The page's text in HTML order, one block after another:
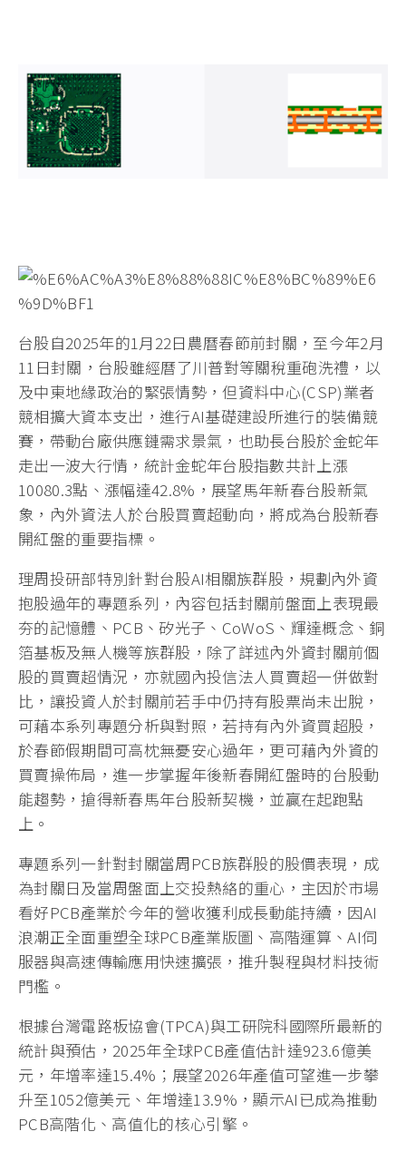
台股自2025年的1月22日農曆春節前封關，至今年2月
11日封關，台股雖經曆了川普對等關稅重砲洗禮，以
及中東地緣政治的緊張情勢，但資料中心(CSP)業者
競相擴大資本支出，進行AI基礎建設所進行的裝備競
賽，帶動台廠供應鏈需求景氣，也助長台股於金蛇年
走出一波大行情，統計金蛇年台股指數共計上漲
10080.3點、漲幅達42.8%，展望馬年新春台股新氣
象，內外資法人於台股買賣超動向，將成為台股新春
開紅盤的重要指標。
理周投研部特別針對台股AI相關族群股，規劃內外資
抱股過年的專題系列，內容包括封關前盤面上表現最
夯的記憶體、PCB、矽光子、CoWoS、輝達概念、銅
箔基板及無人機等族群股，除了詳述內外資封關前個
股的買賣超情況，亦就國內投信法人買賣超一併做對
比，讓投資人於封關前若手中仍持有股票尚未出脫，
可藉本系列專題分析與對照，若持有內外資買超股，
於春節假期間可高枕無憂安心過年，更可藉內外資的
買賣操佈局，進一步掌握年後新春開紅盤時的台股動
能趨勢，搶得新春馬年台股新契機，並贏在起跑點
上。
專題系列一針對封關當周PCB族群股的股價表現，成
為封關日及當周盤面上交投熱絡的重心，主因於市場
看好PCB產業於今年的營收獲利成長動能持續，因AI
浪潮正全面重塑全球PCB產業版圖、高階運算、AI伺
服器與高速傳輸應用快速擴張，推升製程與材料技術
門檻。
根據台灣電路板協會(TPCA)與工研院科國際所最新的
統計與預估，2025年全球PCB產值估計達923.6億美
元，年增率達15.4%；展望2026年產值可望進一步攀
升至1052億美元、年增達13.9%，顯示AI已成為推動
PCB高階化、高值化的核心引擎。